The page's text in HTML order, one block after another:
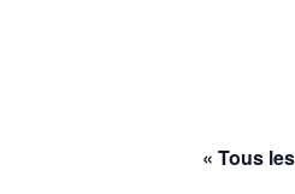
« Tous